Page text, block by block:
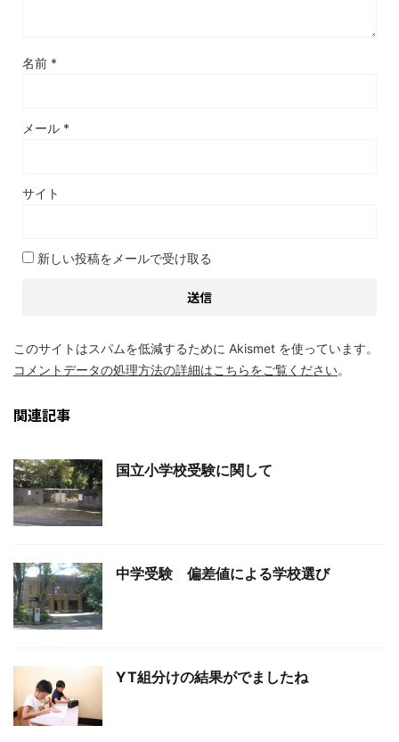
名前 *
メール *
サイト
新しい投稿をメールで受け取る
このサイトはスパムを低減するために Akismet を使っています。
コメントデータの処理方法の詳細はこちらをご覧ください。
関連記事
国立小学校受験に関して
中学受験 偏差値による学校選び
YT組分けの結果がでましたね